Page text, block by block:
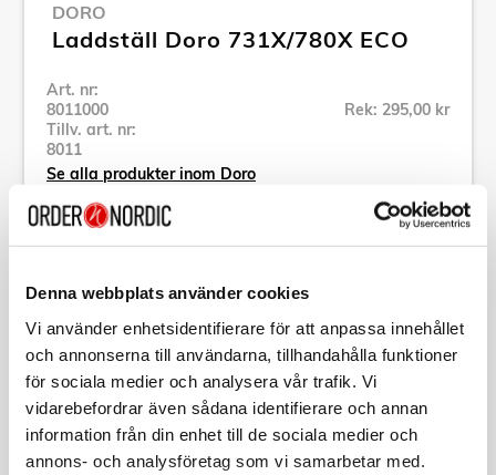
Denna webbplats använder cookies
Vi använder enhetsidentifierare för att anpassa innehållet
och annonserna till användarna, tillhandahålla funktioner
för sociala medier och analysera vår trafik. Vi
vidarebefordrar även sådana identifierare och annan
information från din enhet till de sociala medier och
annons- och analysföretag som vi samarbetar med.
DORO
Laddställ Doro 731X/780X ECO
Art. nr:
8011000
Tillv. art. nr:
8011
Rek: 295,00 kr
Se alla produkter inom Doro
Beskrivning
Tillv. art. nr:8011
EAN-kod:
7322460080112